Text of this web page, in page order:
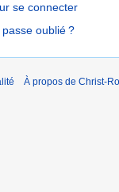
se connecter
oublié ?
À propos de Christ-